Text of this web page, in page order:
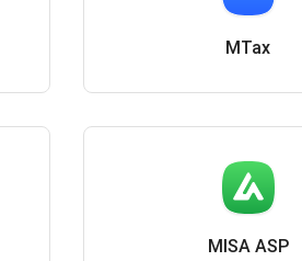
MTax
MISA ASP